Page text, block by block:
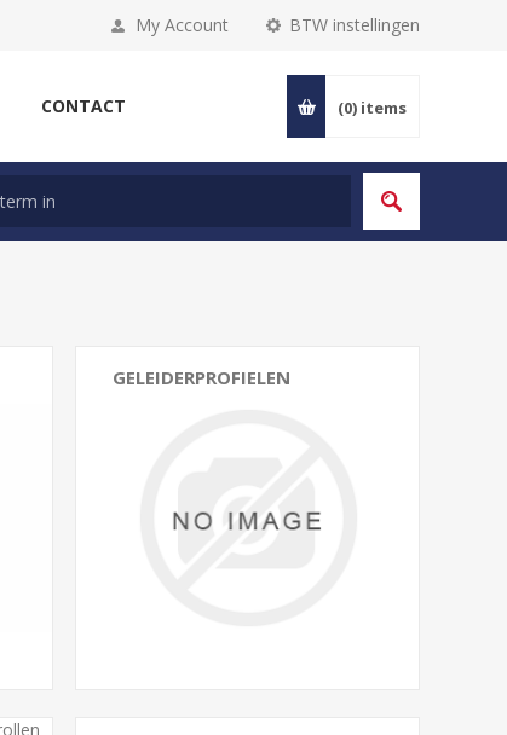
BTW instellingen
My Account
CONTACT (0) items
GELEIDERPROFIELEN